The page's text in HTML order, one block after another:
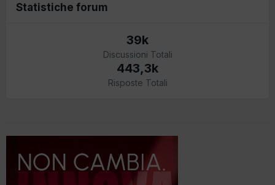
Statistiche forum
39k
Discussioni Totali
443,3k
Risposte Totali